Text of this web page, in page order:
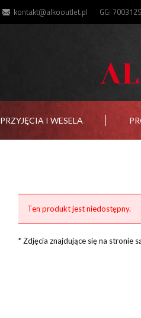
kontakt@alkooutlet.pl GG: 7003129
PRZYJĘCIA I WESELA
Ten produkt jest niedostępny.
* Zdjęcia znajdujące się na stronie